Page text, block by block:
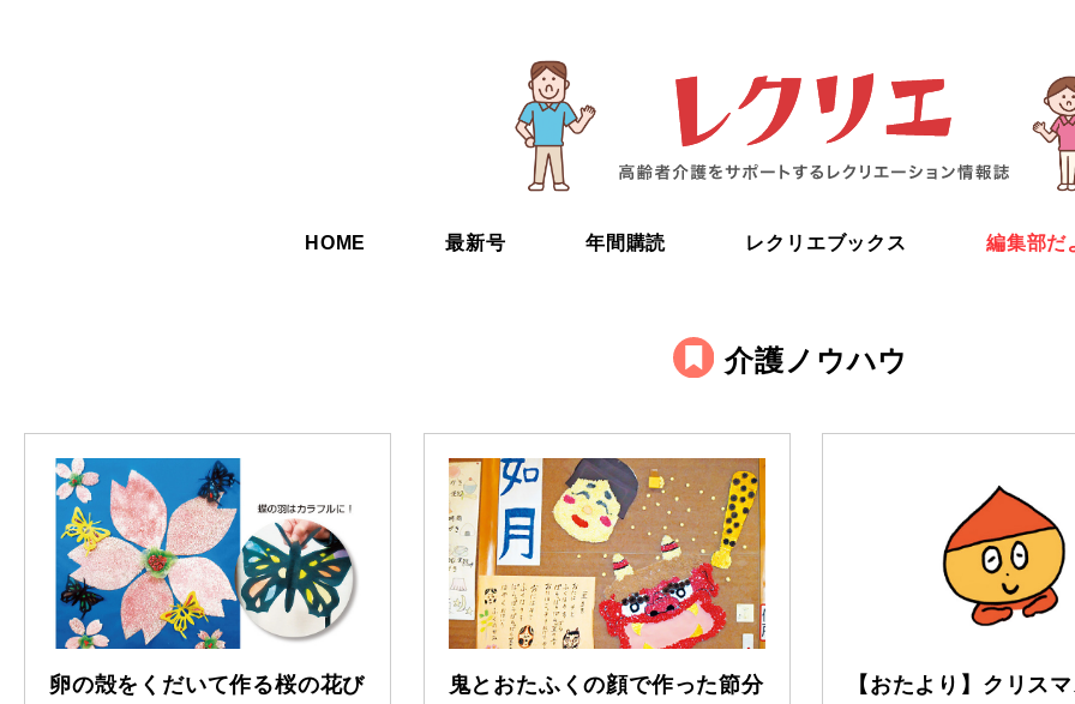
HOME 最新号 年間購読 レクリエブックス 編集部だ
介護ノウハウ
卵の殻をくだいて作る桜の花び
鬼とおたふくの顔で作った節分
【おたより】クリス